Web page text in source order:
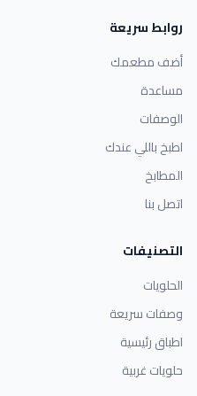
روابط سريعة
أضف مطعمك
مساعدة
الوصفات
اطبخ باللي عندك
المطابخ
اتصل بنا
التصنيفات
الحلويات
وصفات سريعة
اطباق رئيسية
حلويات غربية